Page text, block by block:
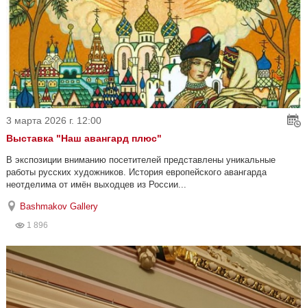
3 марта 2026 г. 12:00
Выставка "Наш авангард плюс"
В экспозиции вниманию посетителей представлены уникальные
работы русских художников. История европейского авангарда
неотделима от имён выходцев из России...
Bashmakov Gallery
1 896